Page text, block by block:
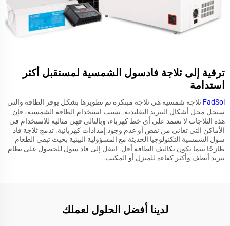
ترقية إلى ثلاجة فادسول الشمسية لمستقبل أكثر
استدامة
FadSolثلاجة شمسية هي ثلاجة مبتكرة تم تطويرها بشكل يوفر الطاقة والتي
ستحل محل أشكال التبريد التقليدية. بسبب استخدام الطاقة الشمسية، فإن
هذه الثلاجات لا تعتمد على أي خط كهرباء، وبالتالي فهي مثالية للاستخدام في
الأماكن التي تعاني من نقص أو عدم وجود إمدادات كهربائية. تدمج ثلاجة فاد
سول الشمسية التكنولوجيا الحديثة مع المسؤولية البيئية بحيث تبقى الطعام
طازجًا بينما تكون تكاليف الطاقة أقل. انتقل إلى فاد سول للحصول على نظام
تبريد أنظف وأكثر كفاءة للمنزل أو المكتب.
لدينا أفضل الحلول لعملك